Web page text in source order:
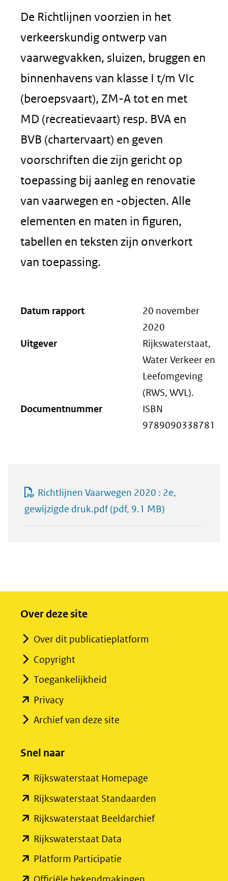
De Richtlijnen voorzien in het
verkeerskundig ontwerp van
vaarwegvakken, sluizen, bruggen en
binnenhavens van klasse I t/m VIc
(beroepsvaart), ZM-A tot en met
MD (recreatievaart) resp. BVA en
BVB (chartervaart) en geven
voorschriften die zijn gericht op
toepassing bij aanleg en renovatie
van vaarwegen en -objecten. Alle
elementen en maten in figuren,
tabellen en teksten zijn onverkort
van toepassing.
Datum rapport
20 november
2020
Uitgever
Rijkswaterstaat,
Water Verkeer en
Leefomgeving
(RWS, WVL).
Documentnummer
ISBN
9789090338781
Richtlijnen Vaarwegen 2020 : 2e,
gewijzigde druk.pdf(pdf, 9.1 MB)
Over deze site
Over dit publicatieplatform
Copyright
Toegankelijkheid
Privacy(opent
in
venster)
naar
een
andere
Archief van deze site
Snel naar
Rijkswaterstaat Homepage
in
Rijkswaterstaat Standaarden
Rijkswaterstaat Beeldarchief(opent
Rijkswaterstaat Data
Platform Participatie
in